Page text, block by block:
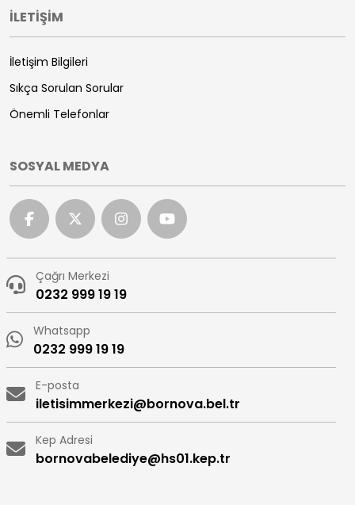
İLETİŞİM
İletişim Bilgileri
Sıkça Sorulan Sorular
Önemli Telefonlar
SOSYAL MEDYA
Çağrı Merkezi
0232 999 19 19
Whatsapp
0232 999 19 19
E-posta
iletisimmerkezi@bornova.bel.tr
Kep Adresi
bornovabelediye@hs01.kep.tr